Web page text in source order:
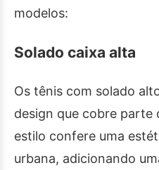
modelos:
Solado caixa alta
Os tênis com solado
design que cobre parte
estilo confere uma
urbana, adicionando